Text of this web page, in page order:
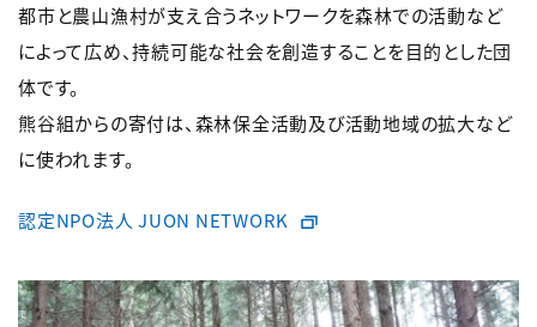
都市と農山漁村が支え合うネットワークを森林での活動など
によって広め、持続可能な社会を創造することを目的とした団
体です。
熊谷組からの寄付は、森林保全活動及び活動地域の拡大など
に使われます。
認定NPO法人 JUON NETWORK